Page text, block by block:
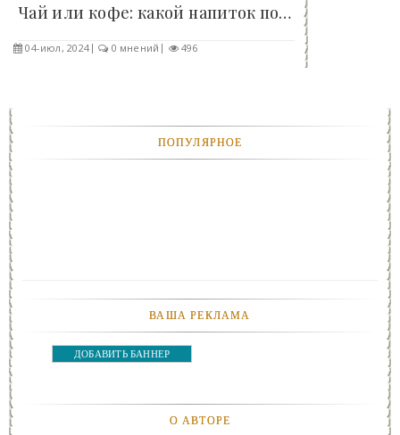
Чай или кофе: какой напиток полезнее для нашего..
04-июл, 2024 0 мнений 496
ПОПУЛЯРНОЕ
ВАША РЕКЛАМА
ДОБАВИТЬ БАННЕР
О АВТОРЕ